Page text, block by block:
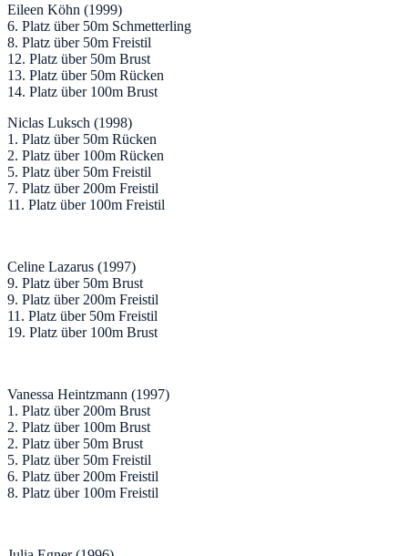
Eileen Köhn (1999)
6. Platz über 50m Schmetterling
8. Platz über 50m Freistil
12. Platz über 50m Brust
13. Platz über 50m Rücken
14. Platz über 100m Brust
Niclas Luksch (1998)
1. Platz über 50m Rücken
2. Platz über 100m Rücken
5. Platz über 50m Freistil
7. Platz über 200m Freistil
11. Platz über 100m Freistil
Celine Lazarus (1997)
9. Platz über 50m Brust
9. Platz über 200m Freistil
11. Platz über 50m Freistil
19. Platz über 100m Brust
Vanessa Heintzmann (1997)
1. Platz über 200m Brust
2. Platz über 100m Brust
2. Platz über 50m Brust
5. Platz über 50m Freistil
6. Platz über 200m Freistil
8. Platz über 100m Freistil